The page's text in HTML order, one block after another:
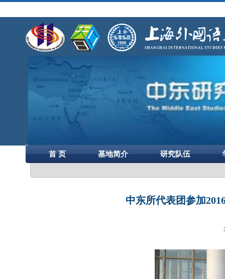
首 页 基地简介 研究队伍
中东所代表团参加